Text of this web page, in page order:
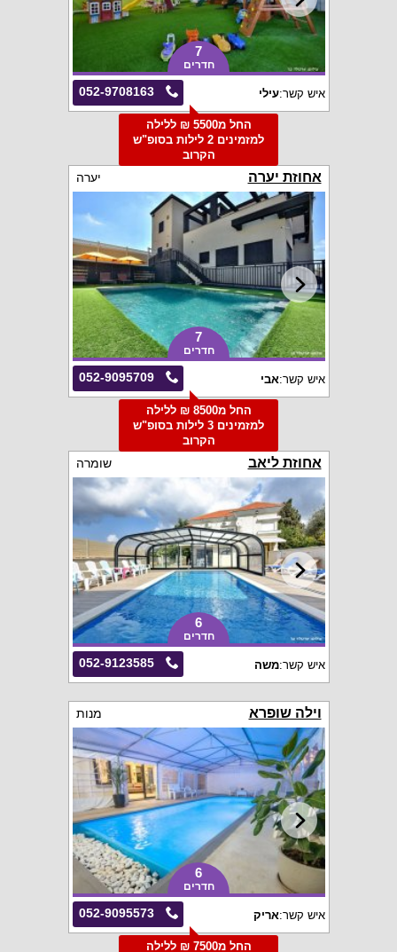
7
חדרים
052-9708163 איש קשר:עילי
החל מ5500 ₪ ללילה
למזמינים 2 לילות בסופ"ש
הקרוב
אחוזת יערה יערה
7
חדרים
052-9095709 איש קשר:אבי
החל מ8500 ₪ ללילה
למזמינים 3 לילות בסופ"ש
הקרוב
אחוזת ליאב שומרה
6
חדרים
052-9123585 איש קשר:משה
וילה שופרא מנות
6
חדרים
052-9095573 איש קשר:אריק
החל מ7500 ₪ ללילה